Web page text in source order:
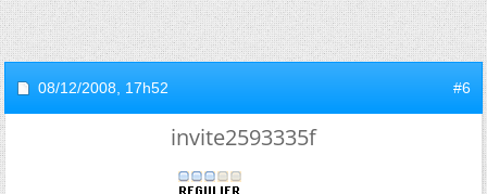
08/12/2008, 17h52 #6
invite2593335f